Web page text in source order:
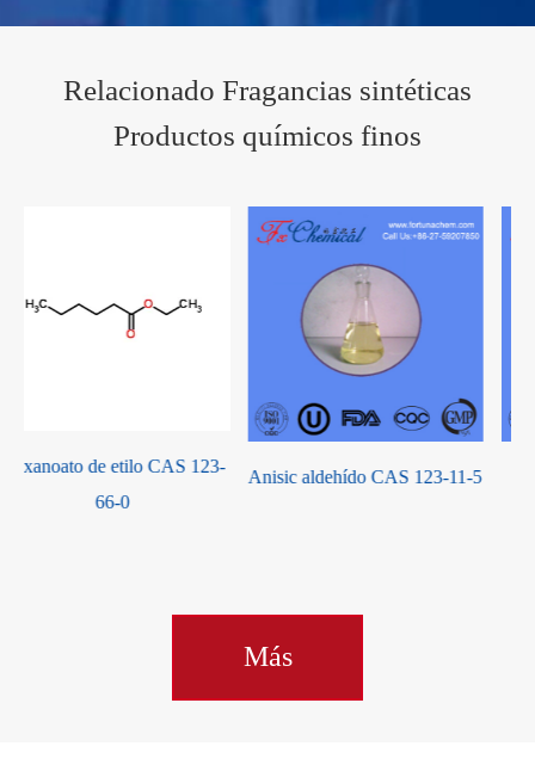
Relacionado Fragancias sintéticas
Productos químicos finos
Anisic aldehído CAS 123-11-5 Alcohol bencílico 100
Más